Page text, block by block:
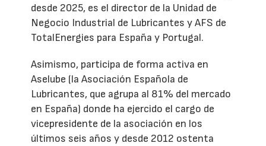
desde 2025, es el director de la Unidad de
Negocio Industrial de Lubricantes y AFS de
TotalEnergies para España y Portugal.
Asimismo, participa de forma activa en
Aselube (la Asociación Española de
Lubricantes, que agrupa al 81% del mercado
en España) donde ha ejercido el cargo de
vicepresidente de la asociación en los
últimos seis años y desde 2012 ostenta